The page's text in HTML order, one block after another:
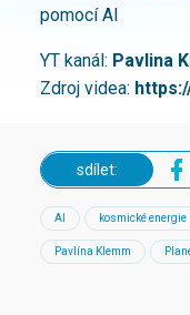
pomocí AI
YT kanál: Pavlina
Zdroj videa:
sdílet:
AI kosmické energie
Pavlína Klemm